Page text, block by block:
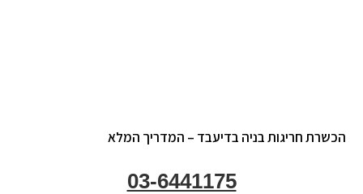
הכשרת חריגות בניה בדיעבד – המדריך המלא
03-6441175